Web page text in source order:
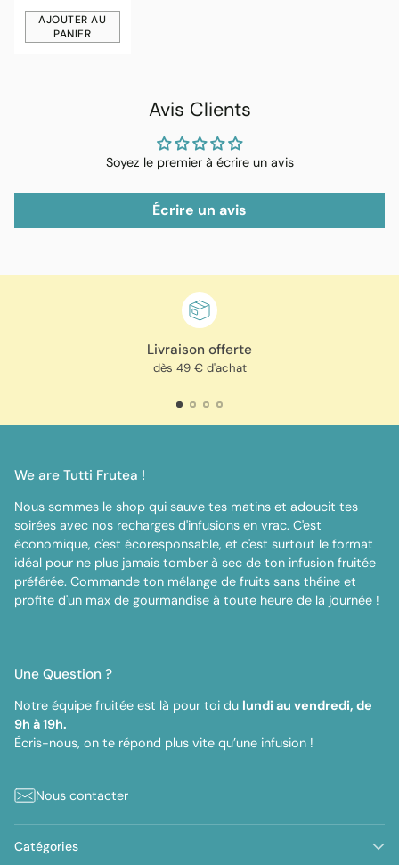
AJOUTER AU
PANIER
Quantité
Avis Clients
Soyez le premier à écrire un avis
Écrire un avis
Livraison offerte
dès 49 € d'achat
We are Tutti Frutea !
Nous sommes le shop qui sauve tes matins et adoucit tes
soirées avec nos recharges d'infusions en vrac. C'est
économique, c'est écoresponsable, et c'est surtout le format
idéal pour ne plus jamais tomber à sec de ton infusion fruitée
préférée. Commande ton mélange de fruits sans théine et
profite d'un max de gourmandise à toute heure de la journée !
Une Question ?
Notre équipe fruitée est là pour toi du lundi au vendredi, de
9h à 19h.
Écris-nous, on te répond plus vite qu’une infusion !
Nous contacter
Catégories